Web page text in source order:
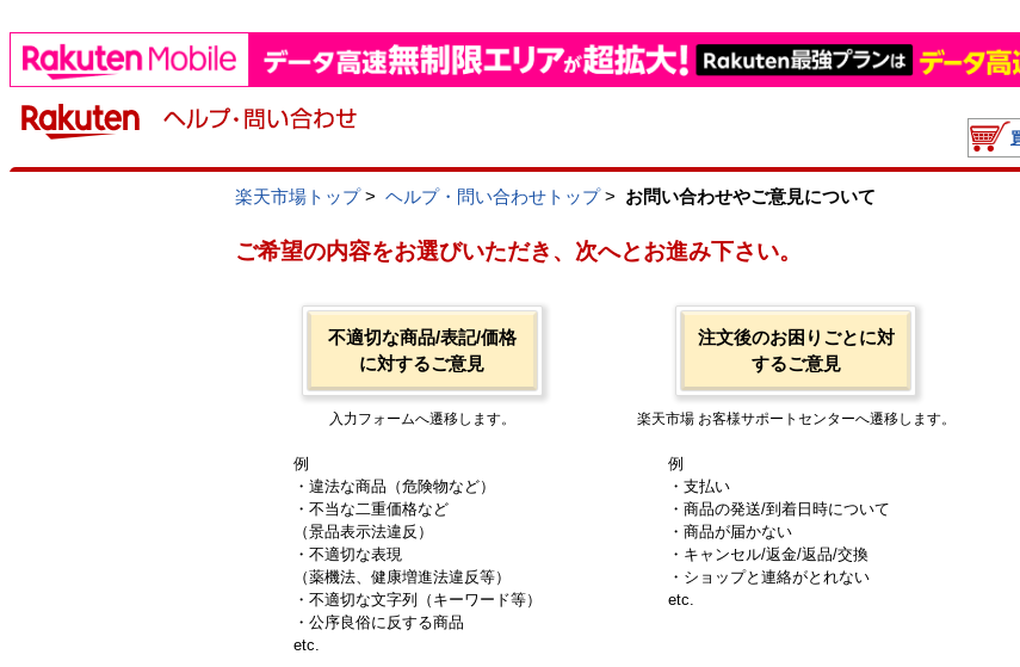
楽天市場トップ> ヘルプ・問い合わせトップ> お問い合わせやご意見について
ご希望の内容をお選びいただき、次へとお進み下さい。
不適切な商品/表記/価格
に対するご意見
入力フォームへ遷移します。
例
・違法な商品（危険物など）
・不当な二重価格など
（景品表示法違反）
・不適切な表現
（薬機法、健康増進法違反等）
・不適切な文字列（キーワード等）
・公序良俗に反する商品
etc.
注文後のお困りごとに対
するご意見
楽天市場 お客様サポートセンターへ遷移します。
例
・支払い
・商品の発送/到着日時について
・商品が届かない
・キャンセル/返金/返品/交換
・ショップと連絡がとれない
etc.